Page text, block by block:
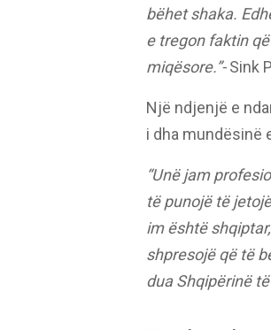
bëhet shaka.
e tregon faktin
miqësore.”-Sink
Një ndjenjë e
i dha mundësinë
“Unë jam
të punojë të
im është
shpresojë që të
dua Shqipërinë